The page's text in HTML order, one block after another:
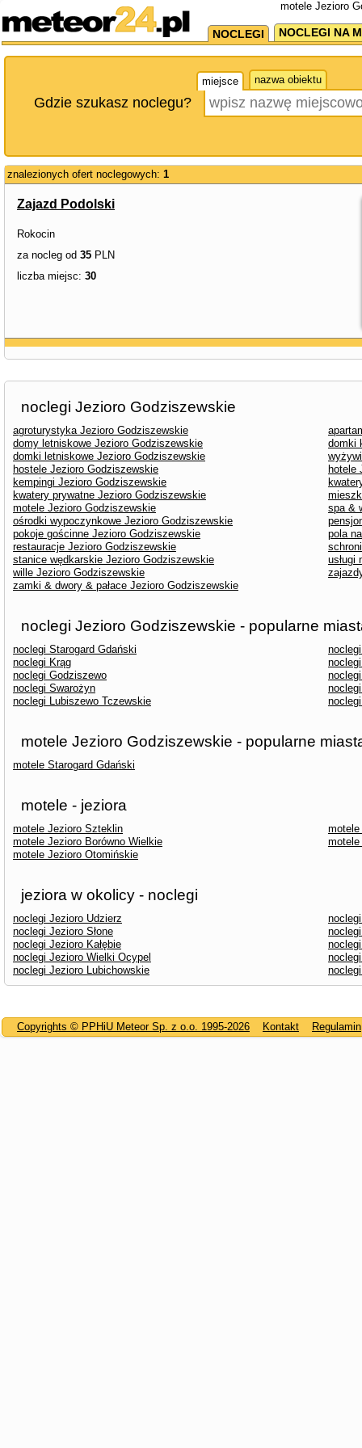
motele Jezioro
NOCLEGI NOCLEGI NA
miejsce nazwa obiektu
Gdzie szukasz noclegu?
znalezionych ofert noclegowych: 1
Zajazd Podolski
Rokocin
za nocleg od 35 PLN
liczba miejsc: 30
noclegi Jezioro Godziszewskie
agroturystyka Jezioro Godziszewskie
domy letniskowe Jezioro Godziszewskie
domki
domki letniskowe Jezioro Godziszewskie
hostele Jezioro Godziszewskie
hotele
kempingi Jezioro Godziszewskie
kwatery prywatne Jezioro Godziszewskie
motele Jezioro Godziszewskie
spa &
ośrodki wypoczynkowe Jezioro Godziszewskie
pokoje gościnne Jezioro Godziszewskie
pola
restauracje Jezioro Godziszewskie
stanice wędkarskie Jezioro Godziszewskie
usługi
wille Jezioro Godziszewskie
zamki & dwory & pałace Jezioro Godziszewskie
noclegi Jezioro Godziszewskie - popularne
noclegi Starogard Gdański
noclegi Krąg
noclegi Godziszewo
noclegi Swarożyn
noclegi Lubiszewo Tczewskie
motele Jezioro Godziszewskie - popularne
motele Starogard Gdański
motele - jeziora
motele Jezioro Szteklin
motele Jezioro Borówno Wielkie
motele
motele Jezioro Otomińskie
jeziora w okolicy - noclegi
noclegi Jezioro Udzierz
noclegi Jezioro Słone
noclegi Jezioro Kałębie
noclegi Jezioro Wielki Ocypel
noclegi Jezioro Lubichowskie
Copyrights © PPHiU Meteor Sp. z o.o. 1995-2026 Kontakt Regulamin